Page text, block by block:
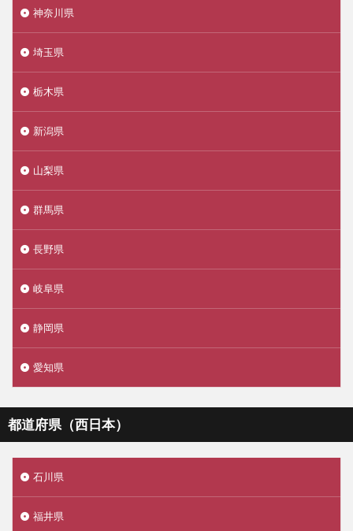
神奈川県
埼玉県
栃木県
新潟県
山梨県
群馬県
長野県
岐阜県
静岡県
愛知県
都道府県（西日本）
石川県
福井県